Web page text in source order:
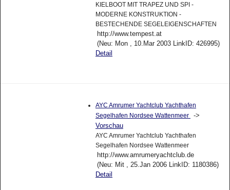
KIELBOOT MIT TRAPEZ UND SPI -
MODERNE KONSTRUKTION -
BESTECHENDE SEGELEIGENSCHAFTEN
http://www.tempest.at
(Neu: Mon , 10.Mar 2003 LinkID: 426995)
Detail
AYC Amrumer Yachtclub Yachthafen
Segelhafen Nordsee Wattenmeer
->
Vorschau
AYC Amrumer Yachtclub Yachthafen
Segelhafen Nordsee Wattenmeer
http://www.amrumeryachtclub.de
(Neu: Mit , 25.Jan 2006 LinkID: 1180386)
Detail